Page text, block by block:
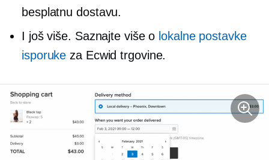
besplatnu dostavu.
I još više. Saznajte više o lokalne postavke
isporuke za Ecwid trgovine.